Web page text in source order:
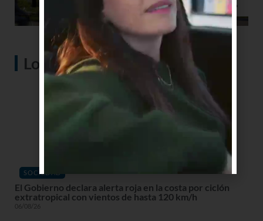
Lo más visto
SOCIEDAD
El Gobierno declara alerta roja en la costa por ciclón
extratropical con vientos de hasta 120 km/h
06/08/26